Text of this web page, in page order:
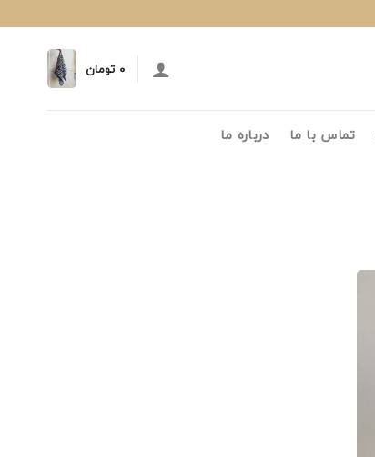
۰ تومان
تماس با ما درباره ما